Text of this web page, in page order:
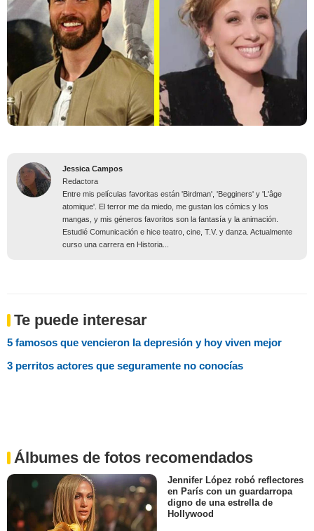
Jessica Campos
Redactora
Entre mis películas favoritas están 'Birdman', 'Begginers' y 'L'âge
atomique'. El terror me da miedo, me gustan los cómics y los
mangas, y mis géneros favoritos son la fantasía y la animación.
Estudié Comunicación e hice teatro, cine, T.V. y danza. Actualmente
curso una carrera en Historia...
Te puede interesar
5 famosos que vencieron la depresión y hoy viven mejor
3 perritos actores que seguramente no conocías
Álbumes de fotos recomendados
Jennifer López robó reflectores
en París con un guardarropa
digno de una estrella de
Hollywood